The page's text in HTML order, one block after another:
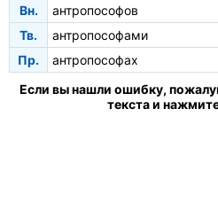
Вн.
антропософов
Тв.
антропософами
Пр.
антропософах
Если вы нашли ошибку,
текста и